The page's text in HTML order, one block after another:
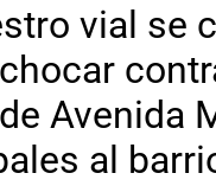
vial se
Avenida
al